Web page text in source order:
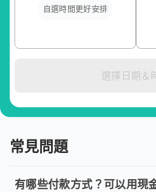
自選時間更好安排
選擇日期＆
常見問題
有哪些付款方式？可以用現